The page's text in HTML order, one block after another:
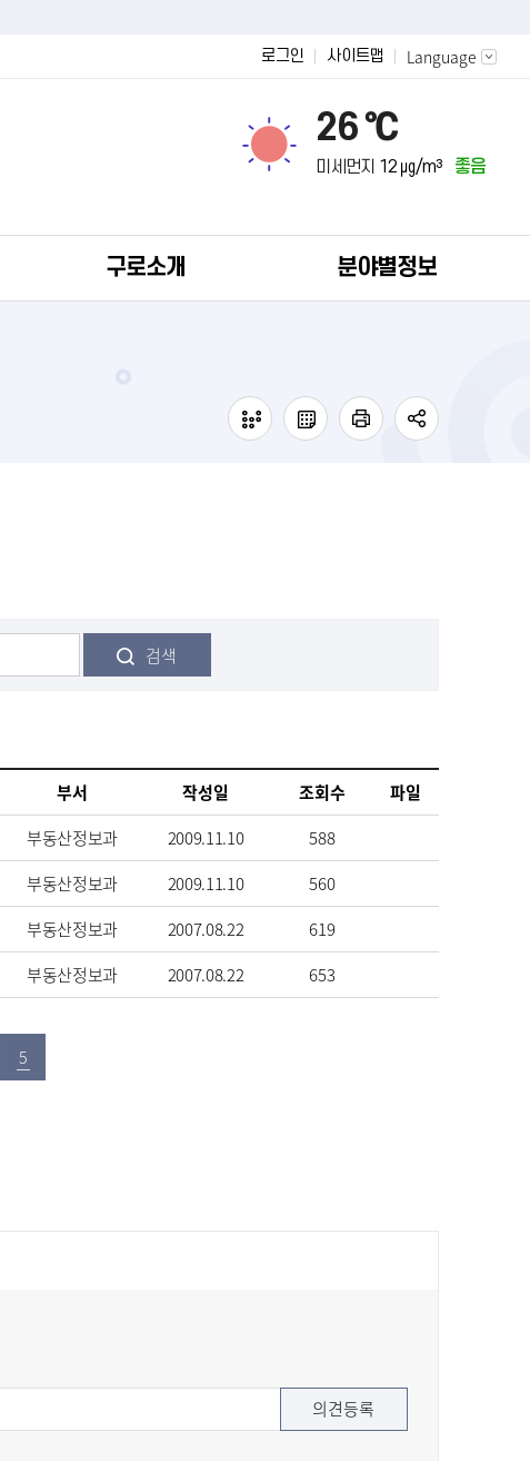
로그인 사이트맵 Language
26 ℃
미세먼지 12 ㎍/m³ 좋음
구로소개 분야별정보
검색
부서 작성일 조회수
파일
부동산정보과 2009.11.10
588
부동산정보과 2009.11.10
560
부동산정보과 2007.08.22
619
부동산정보과 2007.08.22 653
5